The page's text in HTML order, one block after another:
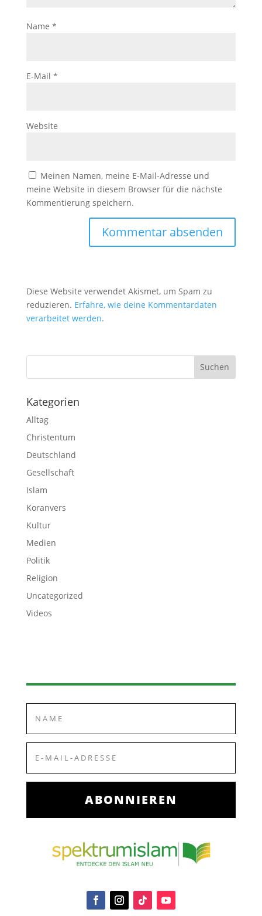
Name *
E-Mail *
Website
Meinen Namen, meine E-Mail-Adresse und
meine Website in diesem Browser für die nächste
Kommentierung speichern.
Diese Website verwendet Akismet, um Spam zu
reduzieren. Erfahre, wie deine Kommentardaten
verarbeitet werden.
Kategorien
Alltag
Christentum
Deutschland
Gesellschaft
Islam
Koranvers
Kultur
Medien
Politik
Religion
Uncategorized
Videos
ABONNIEREN